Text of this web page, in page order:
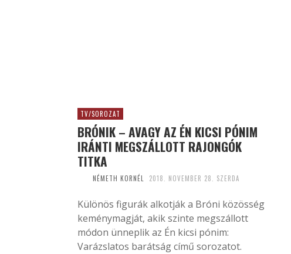
TV/SOROZAT
BRÓNIK – AVAGY AZ ÉN KICSI PÓNIM
IRÁNTI MEGSZÁLLOTT RAJONGÓK
TITKA
NÉMETH KORNÉL 2018. NOVEMBER 28. SZERDA
Különös figurák alkotják a Bróni közösség
keménymagját, akik szinte megszállott
módon ünneplik az Én kicsi pónim:
Varázslatos barátság című sorozatot.